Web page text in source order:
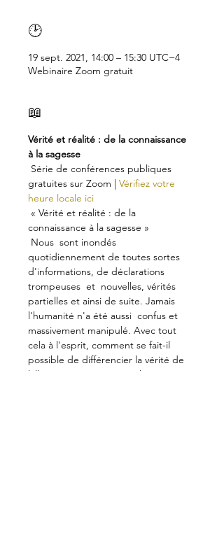
🕑
19 sept. 2021, 14:00 – 15:30 UTC−4
Webinaire Zoom gratuit
📖
Vérité et réalité : de la connaissance
à la sagesse
gratuites sur Zoom | Vérifiez votre
heure locale ici
connaissance à la sagesse »
quotidiennement de toutes sortes
d'informations, de déclarations
trompeuses  et  nouvelles, vérités
partielles et ainsi de suite. Jamais
l'humanité n'a été aussi  confus et
massivement manipulé. Avec tout
cela à l'esprit, comment se fait-il
possible de différencier la vérité de
l'illusion ? Qu'est-ce que la vérité ?